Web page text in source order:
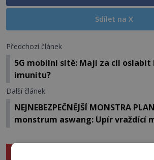
Sdílet na X
Předchozí článek
5G mobilní sítě: Mají za cíl oslabit
imunitu?
Další článek
NEJNEBEZPEČNĚJŠÍ MONSTRA
monstrum aswang: Upír vraždící